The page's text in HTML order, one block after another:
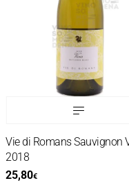
di Romans Sauvignon
€